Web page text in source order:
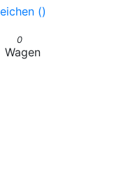
()
0
Wagen